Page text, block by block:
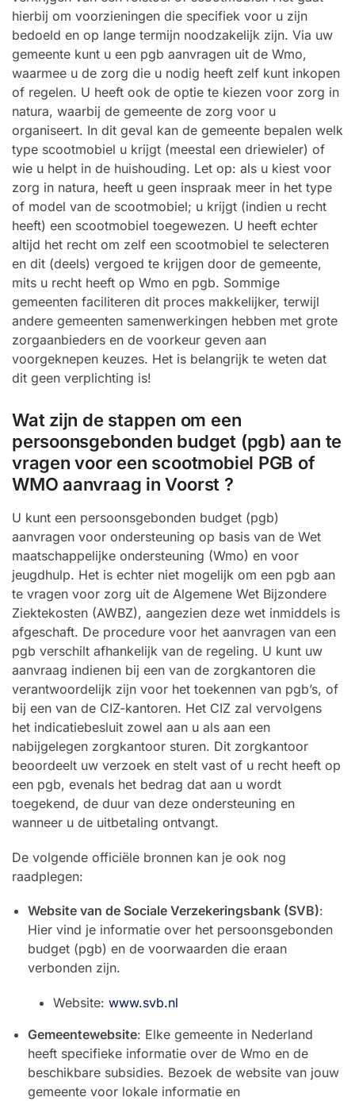
hierbij om voorzieningen die specifiek voor u zijn
bedoeld en op lange termijn noodzakelijk zijn. Via uw
gemeente kunt u een pgb aanvragen uit de Wmo,
waarmee u de zorg die u nodig heeft zelf kunt inkopen
of regelen. U heeft ook de optie te kiezen voor zorg in
natura, waarbij de gemeente de zorg voor u
organiseert. In dit geval kan de gemeente bepalen welk
type scootmobiel u krijgt (meestal een driewieler) of
wie u helpt in de huishouding. Let op: als u kiest voor
zorg in natura, heeft u geen inspraak meer in het type
of model van de scootmobiel; u krijgt (indien u recht
heeft) een scootmobiel toegewezen. U heeft echter
altijd het recht om zelf een scootmobiel te selecteren
en dit (deels) vergoed te krijgen door de gemeente,
mits u recht heeft op Wmo en pgb. Sommige
gemeenten faciliteren dit proces makkelijker, terwijl
andere gemeenten samenwerkingen hebben met grote
zorgaanbieders en de voorkeur geven aan
voorgeknepen keuzes. Het is belangrijk te weten dat
dit geen verplichting is!
Wat zijn de stappen om een
persoonsgebonden budget (pgb) aan te
vragen voor een scootmobiel PGB of
WMO aanvraag in Voorst ?
U kunt een persoonsgebonden budget (pgb)
aanvragen voor ondersteuning op basis van de Wet
maatschappelijke ondersteuning (Wmo) en voor
jeugdhulp. Het is echter niet mogelijk om een pgb aan
te vragen voor zorg uit de Algemene Wet Bijzondere
Ziektekosten (AWBZ), aangezien deze wet inmiddels is
afgeschaft. De procedure voor het aanvragen van een
pgb verschilt afhankelijk van de regeling. U kunt uw
aanvraag indienen bij een van de zorgkantoren die
verantwoordelijk zijn voor het toekennen van pgb’s, of
bij een van de CIZ-kantoren. Het CIZ zal vervolgens
het indicatiebesluit zowel aan u als aan een
nabijgelegen zorgkantoor sturen. Dit zorgkantoor
beoordeelt uw verzoek en stelt vast of u recht heeft op
een pgb, evenals het bedrag dat aan u wordt
toegekend, de duur van deze ondersteuning en
wanneer u de uitbetaling ontvangt.
De volgende officiële bronnen kan je ook nog
raadplegen:
Website van de Sociale Verzekeringsbank (SVB):
Hier vind je informatie over het persoonsgebonden
budget (pgb) en de voorwaarden die eraan
verbonden zijn.
Website: www.svb.nl
Gemeentewebsite: Elke gemeente in Nederland
heeft specifieke informatie over de Wmo en de
beschikbare subsidies. Bezoek de website van jouw
gemeente voor lokale informatie en